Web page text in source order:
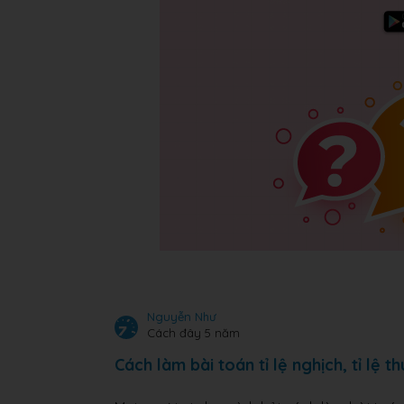
Nguyễn Như
Cách đây 5 năm
Cách làm bài toán tỉ lệ nghịch, tỉ lệ